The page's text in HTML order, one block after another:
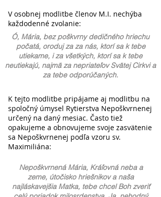
V osobnej modlitbe členov M.I. nechýba
každodenné zvolanie:
Ó, Mária, bez poškvrny dedičného hriechu
počatá, oroduj za za nás, ktorí sa k tebe
utiekame, i za všetkých, ktorí sa k tebe
neutiekajú, najmä za nepriateľov Svätej Cirkvi a
za tebe odporúčaných.
K tejto modlitbe pripájame aj modlitbu na
spoločný úmysel Rytierstva Nepoškvrnenej
určený na daný mesiac. Často tiež
opakujeme a obnovujeme svoje zasvätenie
sa Nepoškvrnenej podľa vzoru sv.
Maximiliána:
Nepoškvrnená Mária, Kráľovná neba a
zeme, útočisko hriešnikov a naša
najláskavejšia Matka, tebe chcel Boh zveriť